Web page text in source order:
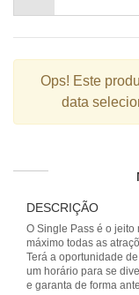
Ops! Este
data
DESCRIÇÃO
O Single Pass é o
máximo todas as
Terá a oportunidade
um horário para se
e garanta de forma